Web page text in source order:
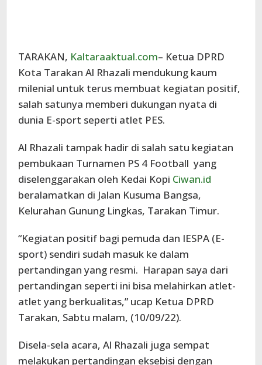
TARAKAN, Kaltaraaktual.com– Ketua DPRD
Kota Tarakan Al Rhazali mendukung kaum
milenial untuk terus membuat kegiatan positif,
salah satunya memberi dukungan nyata di
dunia E-sport seperti atlet PES.
Al Rhazali tampak hadir di salah satu kegiatan
pembukaan Turnamen PS 4 Football yang
diselenggarakan oleh Kedai Kopi Ciwan.id
beralamatkan di Jalan Kusuma Bangsa,
Kelurahan Gunung Lingkas, Tarakan Timur.
“Kegiatan positif bagi pemuda dan IESPA (E-
sport) sendiri sudah masuk ke dalam
pertandingan yang resmi. Harapan saya dari
pertandingan seperti ini bisa melahirkan atlet-
atlet yang berkualitas,” ucap Ketua DPRD
Tarakan, Sabtu malam, (10/09/22).
Disela-sela acara, Al Rhazali juga sempat
melakukan pertandingan eksebisi dengan